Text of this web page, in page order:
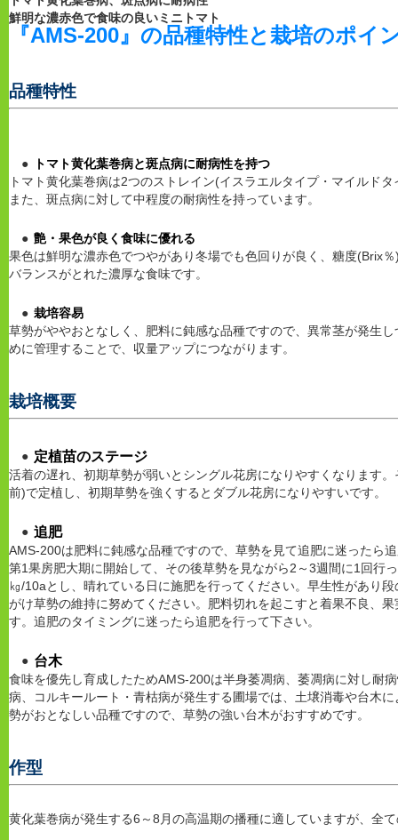
鮮明な濃赤色で食味の良いミニトマト
『AMS-200』の品種特性と栽培のポイ
品種特性
トマト黄化葉巻病と斑点病に耐病性を持つ
トマト黄化葉巻病は2つのストレイン(イスラエルタイプ・マイルド
また、斑点病に対して中程度の耐病性を持っています。
艶・果色が良く食味に優れる
果色は鮮明な濃赤色でつやがあり冬場でも色回りが良く、糖度(Brix
バランスがとれた濃厚な食味です。
栽培容易
草勢がややおとなしく、肥料に鈍感な品種ですので、異常茎が発生
めに管理することで、収量アップにつながります。
栽培概要
定植苗のステージ
活着の遅れ、初期草勢が弱いとシングル花房になりやすくなります
前)で定植し、初期草勢を強くするとダブル花房になりやすいです。
追肥
AMS-200は肥料に鈍感な品種ですので、草勢を見て追肥に迷ったら
第1果房肥大期に開始して、その後草勢を見ながら2～3週間に1回行
㎏/10aとし、晴れている日に施肥を行ってください。早生性があり
がけ草勢の維持に努めてください。肥料切れを起こすと着果不良、
す。追肥のタイミングに迷ったら追肥を行って下さい。
台木
食味を優先し育成したためAMS-200は半身萎凋病、萎凋病に対し耐
病、コルキールート・青枯病が発生する圃場では、土壌消毒や台木
勢がおとなしい品種ですので、草勢の強い台木がおすすめです。
作型
黄化葉巻病が発生する6～8月の高温期の播種に適していますが、全